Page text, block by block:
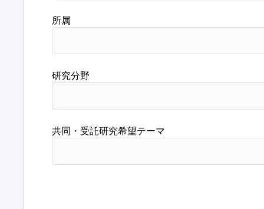
所属
研究分野
共同・受託研究希望テーマ